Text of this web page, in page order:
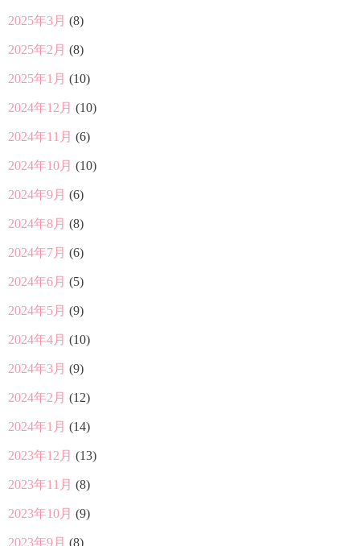
2025年3月 (8)
2025年2月 (8)
2025年1月 (10)
2024年12月 (10)
2024年11月 (6)
2024年10月 (10)
2024年9月 (6)
2024年8月 (8)
2024年7月 (6)
2024年6月 (5)
2024年5月 (9)
2024年4月 (10)
2024年3月 (9)
2024年2月 (12)
2024年1月 (14)
2023年12月 (13)
2023年11月 (8)
2023年10月 (9)
2023年9月 (8)